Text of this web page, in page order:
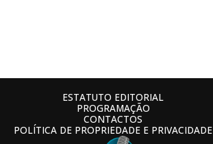
ESTATUTO EDITORIAL
PROGRAMAÇÃO
CONTACTOS
POLÍTICA DE PROPRIEDADE E PRIVACIDADE